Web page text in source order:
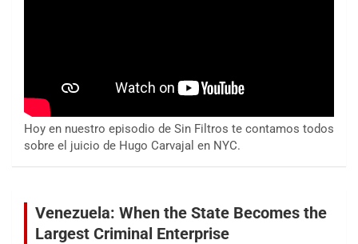
Hoy en nuestro episodio de Sin Filtros te contamos todos
sobre el juicio de Hugo Carvajal en NYC.
Venezuela: When the State Becomes the
Largest Criminal Enterprise